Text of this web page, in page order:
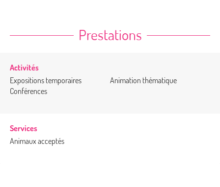
Prestations
Activités
Expositions temporaires
Conférences
Animation thématique
Services
Animaux acceptés